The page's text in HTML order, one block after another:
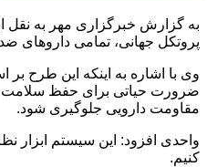
به گزارش خبرگزاری مهر به نقل
پروتکل جهانی، تمامی داروهای
وی با اشاره به اینکه این طرح
ضرورت حیاتی برای حفظ سلامت
مقاومت دارویی جلوگیری شود.
واحدی افزود: این سیستم ابزار
کنیم.